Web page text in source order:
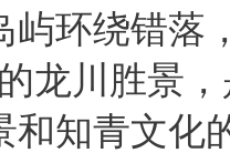
屿环绕错落
龙川胜景
和知青文化